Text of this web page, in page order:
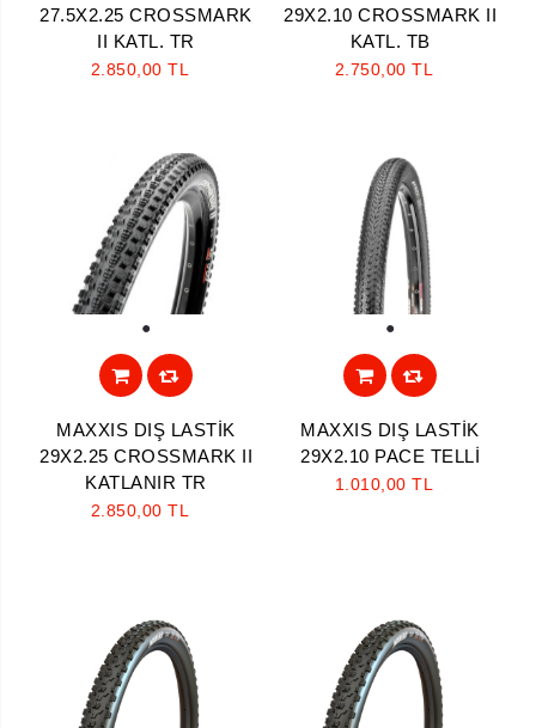
27.5X2.25 CROSSMARK
II KATL. TR
2.850,00 TL
29X2.10 CROSSMARK II
KATL. TB
2.750,00 TL
MAXXIS DIŞ LASTİK
29X2.25 CROSSMARK II
KATLANIR TR
2.850,00 TL
MAXXIS DIŞ LASTİK
29X2.10 PACE TELLİ
1.010,00 TL